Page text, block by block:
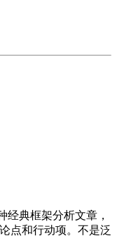
经典框架分析文章，
点和行动项。不是泛